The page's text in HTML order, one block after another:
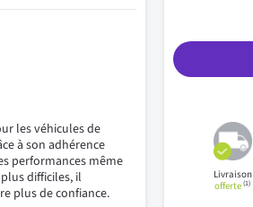
les véhicules de
à son adhérence
performances même
difficiles, il
plus de confiance.
Livraison
offerte(1)